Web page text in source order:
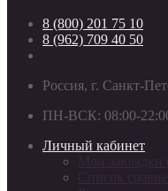
8 (800) 201 75 10
8 (962) 709 40 50
Россия, г. Санкт-
ПН-ВСК: 08:00-
Личный кабинет